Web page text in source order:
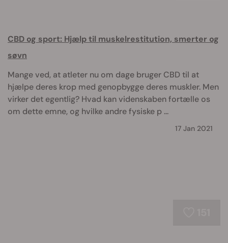
CBD og sport: Hjælp til muskelrestitution, smerter og
søvn
Mange ved, at atleter nu om dage bruger CBD til at
hjælpe deres krop med genopbygge deres muskler. Men
virker det egentlig? Hvad kan videnskaben fortælle os
om dette emne, og hvilke andre fysiske p ...
17 Jan 2021